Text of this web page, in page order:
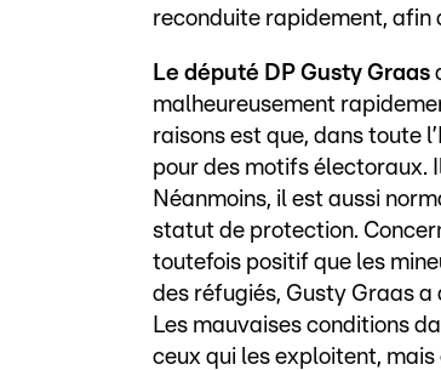
reconduite rapidement, afin
Le député DP Gusty Graas
malheureusement
raisons est que, dans toute
pour des motifs électoraux.
Néanmoins, il est aussi
statut de protection.
toutefois positif que les
des réfugiés, Gusty Graas
Les mauvaises conditions
ceux qui les exploitent,